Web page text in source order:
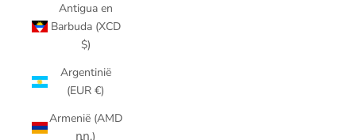
Antigua en
Barbuda (XCD
$)
Argentinië
(EUR €)
Armenië (AMD
դր.)